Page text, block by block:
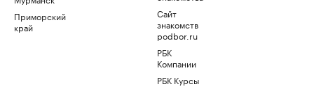
Приморский
край
Сайт
знакомств
podbor.ru
РБК
Компании
РБК Курсы